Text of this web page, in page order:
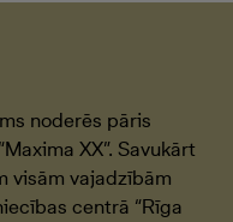
noderēs pāris
XX”. Savukārt
visām vajadzībām
centrā “Rīga